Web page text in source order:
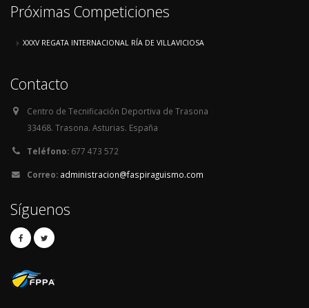
Próximas Competiciones
XXXV REGATA INTERNACIONAL RÍA DE VILLAVICIOSA
Contacto
Centro de Tecnificación Deportiva de Trasona
33468. Trasona. Asturias. España
Teléfono: 677 473 572
Correo: administracion@faspiraguismo.com
Síguenos